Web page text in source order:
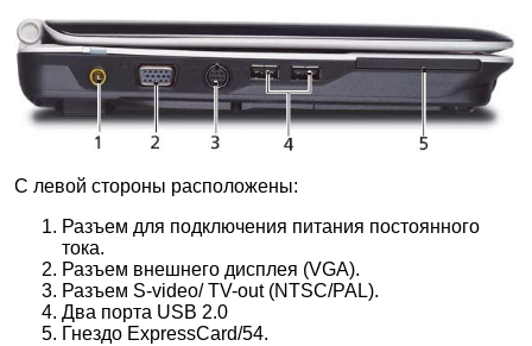
С левой стороны расположены:
Разъем для подключения питания постоянного
тока.
Разъем внешнего дисплея (VGA).
Разъем S-video/ TV-out (NTSC/PAL).
Два порта USB 2.0
Гнездо ExpressCard/54.